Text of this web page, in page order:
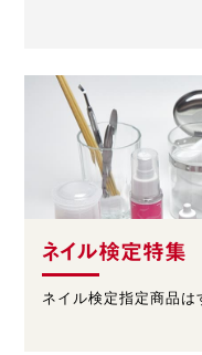
ネイル検定特集
ネイル検定指定商品は